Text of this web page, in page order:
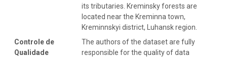
its tributaries. Kreminsky forests are
located near the Kreminna town,
Kreminnskyi district, Luhansk region.
Controle de
Qualidade
The authors of the dataset are fully
responsible for the quality of data